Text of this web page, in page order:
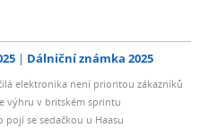
Dálniční známka 2025
elektronika není prioritou zákazníků
výhru v britském sprintu
pojí se sedačkou u Haasu